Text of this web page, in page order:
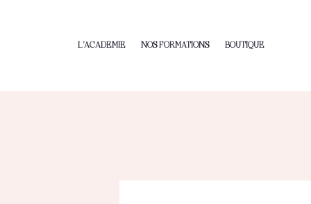
L’ACADEMIE NOS FORMATIONS BOUTIQUE